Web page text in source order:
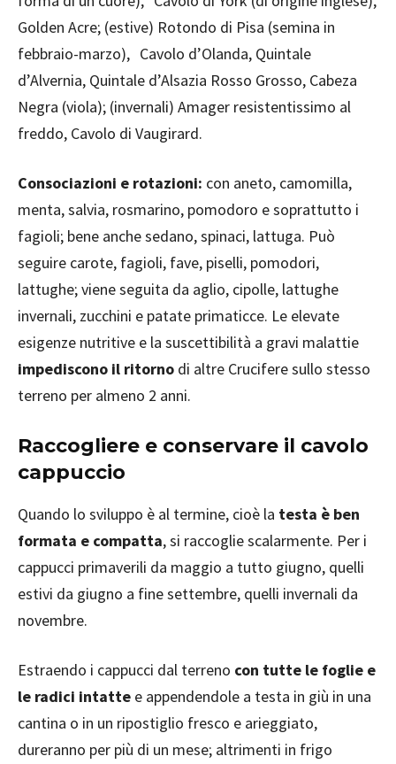
Golden Acre; (estive) Rotondo di Pisa (semina in
febbraio-marzo), Cavolo d’Olanda, Quintale
d’Alvernia, Quintale d’Alsazia Rosso Grosso, Cabeza
Negra (viola); (invernali) Amager resistentissimo al
freddo, Cavolo di Vaugirard.
Consociazioni e rotazioni: con aneto, camomilla,
menta, salvia, rosmarino, pomodoro e soprattutto i
fagioli; bene anche sedano, spinaci, lattuga. Può
seguire carote, fagioli, fave, piselli, pomodori,
lattughe; viene seguita da aglio, cipolle, lattughe
invernali, zucchini e patate primaticce. Le elevate
esigenze nutritive e la suscettibilità a gravi malattie
impediscono il ritorno di altre Crucifere sullo stesso
terreno per almeno 2 anni.
Raccogliere e conservare il cavolo
cappuccio
Quando lo sviluppo è al termine, cioè la testa è ben
formata e compatta, si raccoglie scalarmente. Per i
cappucci primaverili da maggio a tutto giugno, quelli
estivi da giugno a fine settembre, quelli invernali da
novembre.
Estraendo i cappucci dal terreno con tutte le foglie e
le radici intatte e appendendole a testa in giù in una
cantina o in un ripostiglio fresco e arieggiato,
dureranno per più di un mese; altrimenti in frigo